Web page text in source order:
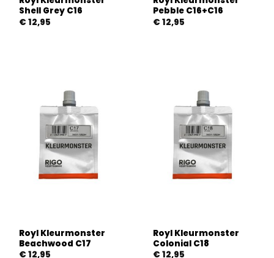
Shell Grey C16
€ 12,95
Pebble C16+C16
€ 12,95
Royl Kleurmonster
Beachwood C17
€ 12,95
Royl Kleurmonster
Colonial C18
€ 12,95